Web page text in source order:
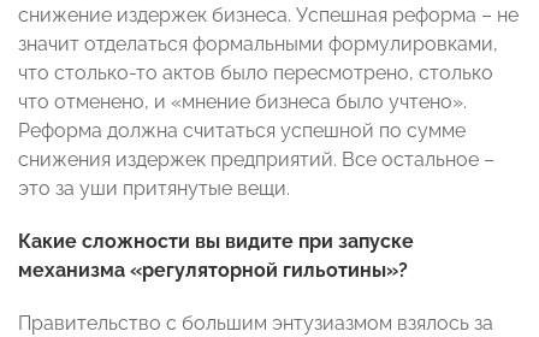
снижение издержек бизнеса. Успешная реформа – не
значит отделаться формальными формулировками,
что столько-то актов было пересмотрено, столько
что отменено, и «мнение бизнеса было учтено».
Реформа должна считаться успешной по сумме
снижения издержек предприятий. Все остальное –
это за уши притянутые вещи.
Какие сложности вы видите при запуске
механизма «регуляторной гильотины»?
Правительство с большим энтузиазмом взялось за